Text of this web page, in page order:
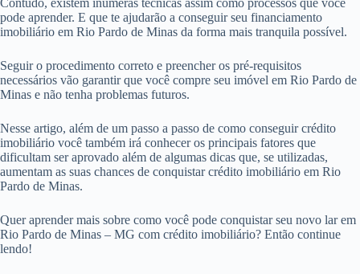
Contudo, existem inúmeras técnicas assim como processos que você
pode aprender. E que te ajudarão a conseguir seu financiamento
imobiliário em Rio Pardo de Minas da forma mais tranquila possível.
Seguir o procedimento correto e preencher os pré-requisitos
necessários vão garantir que você compre seu imóvel em Rio Pardo de
Minas e não tenha problemas futuros.
Nesse artigo, além de um passo a passo de como conseguir crédito
imobiliário você também irá conhecer os principais fatores que
dificultam ser aprovado além de algumas dicas que, se utilizadas,
aumentam as suas chances de conquistar crédito imobiliário em Rio
Pardo de Minas.
Quer aprender mais sobre como você pode conquistar seu novo lar em
Rio Pardo de Minas – MG com crédito imobiliário? Então continue
lendo!